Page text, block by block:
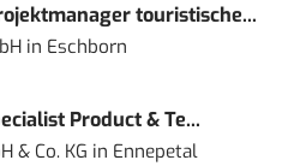
touristische...
in Eschborn
Product & Te...
& Co. KG in Ennepetal